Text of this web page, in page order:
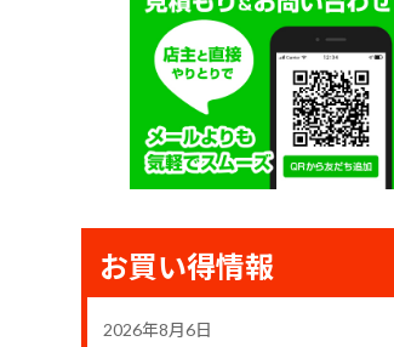
お買い得情報
2026年8月6日